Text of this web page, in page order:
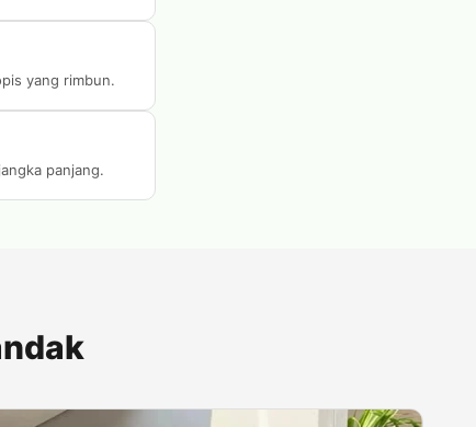
yang rimbun.
panjang.